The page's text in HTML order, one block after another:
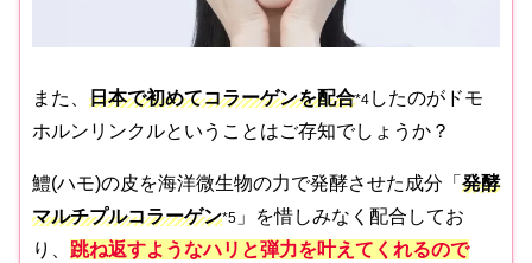
また、 日本で初めてコラーゲンを配合*4 したのがドモ
ホルンリンクルということはご存知でしょうか？
鱧(ハモ)の皮を海洋微生物の力で発酵させた成分「 発酵
マルチプルコラーゲン*5 」を惜しみなく配合してお
り、 跳ね返すようなハリと弾力を叶えてくれるので